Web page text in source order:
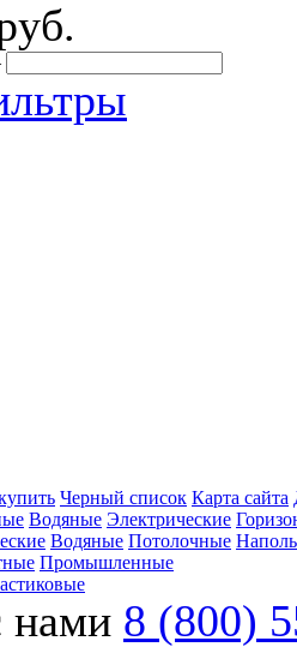
Черный список Карта сайта
Водяные Электрические
Водяные Потолочные
Промышленные
нами 8 (800)